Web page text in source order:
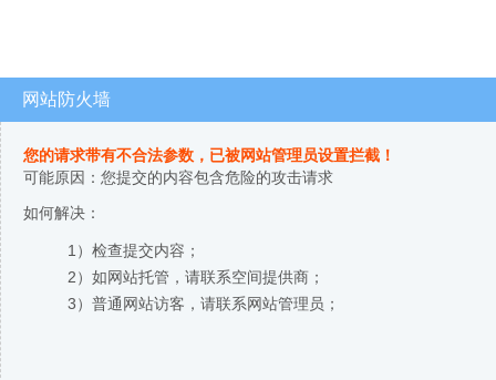
网站防火墙
您的请求带有不合法参数，已被网站管理员设置拦截！
可能原因：您提交的内容包含危险的攻击请求
如何解决：
1）检查提交内容；
2）如网站托管，请联系空间提供商；
3）普通网站访客，请联系网站管理员；